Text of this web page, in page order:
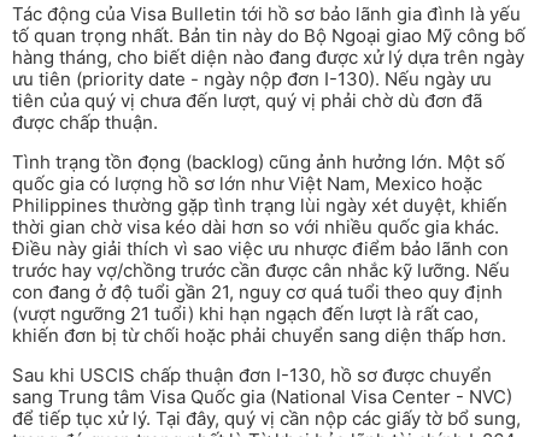
Tác động của Visa Bulletin tới hồ sơ bảo lãnh gia đình là yếu
tố quan trọng nhất. Bản tin này do Bộ Ngoại giao Mỹ công bố
hàng tháng, cho biết diện nào đang được xử lý dựa trên ngày
ưu tiên (priority date - ngày nộp đơn I-130). Nếu ngày ưu
tiên của quý vị chưa đến lượt, quý vị phải chờ dù đơn đã
được chấp thuận.
Tình trạng tồn đọng (backlog) cũng ảnh hưởng lớn. Một số
quốc gia có lượng hồ sơ lớn như Việt Nam, Mexico hoặc
Philippines thường gặp tình trạng lùi ngày xét duyệt, khiến
thời gian chờ visa kéo dài hơn so với nhiều quốc gia khác.
Điều này giải thích vì sao việc ưu nhược điểm bảo lãnh con
trước hay vợ/chồng trước cần được cân nhắc kỹ lưỡng. Nếu
con đang ở độ tuổi gần 21, nguy cơ quá tuổi theo quy định
(vượt ngưỡng 21 tuổi) khi hạn ngạch đến lượt là rất cao,
khiến đơn bị từ chối hoặc phải chuyển sang diện thấp hơn.
Sau khi USCIS chấp thuận đơn I-130, hồ sơ được chuyển
sang Trung tâm Visa Quốc gia (National Visa Center - NVC)
để tiếp tục xử lý. Tại đây, quý vị cần nộp các giấy tờ bổ sung,